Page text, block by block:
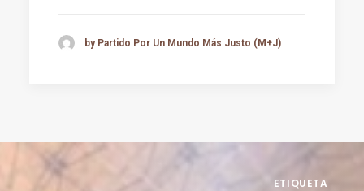
by Partido Por Un Mundo Más Justo (M+J)
ETIQUETA